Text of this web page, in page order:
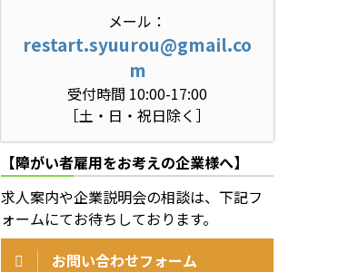
メール：
restart.syuurou@gmail.co
m
受付時間 10:00-17:00
［土・日・祝日除く］
【障がい者雇用をお考えの企業様へ】
求人案内や企業説明会の相談は、下記フ
ォームにてお待ちしております。
お問い合わせフォーム